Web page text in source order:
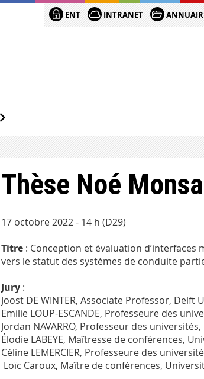
ENT INTRANET
Thèse Noé
17 octobre 2022 - 14 h (D29)
Titre : Conception et évaluation
vers le statut des systèmes de conduite
Jury :
Joost DE WINTER, Associate Professor,
Emilie LOUP-ESCANDE, Professeure des
Jordan NAVARRO, Professeur des
Élodie LABEYE, Maîtresse de conférences,
Céline LEMERCIER, Professeure des
Loïc Caroux, Maître de conférences,